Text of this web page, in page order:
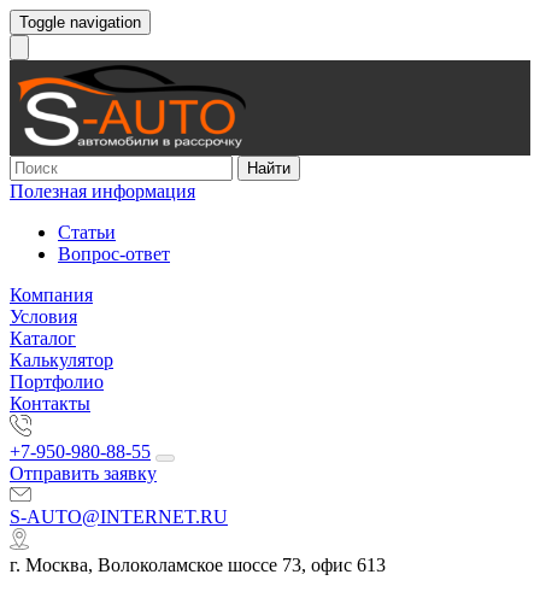
Toggle navigation
Найти
Полезная информация
Статьи
Вопрос-ответ
Компания
Условия
Каталог
Калькулятор
Портфолио
Контакты
+7-950-980-88-55
Отправить заявку
S-AUTO@INTERNET.RU
г. Москва, Волоколамское шоссе 73, офис 613